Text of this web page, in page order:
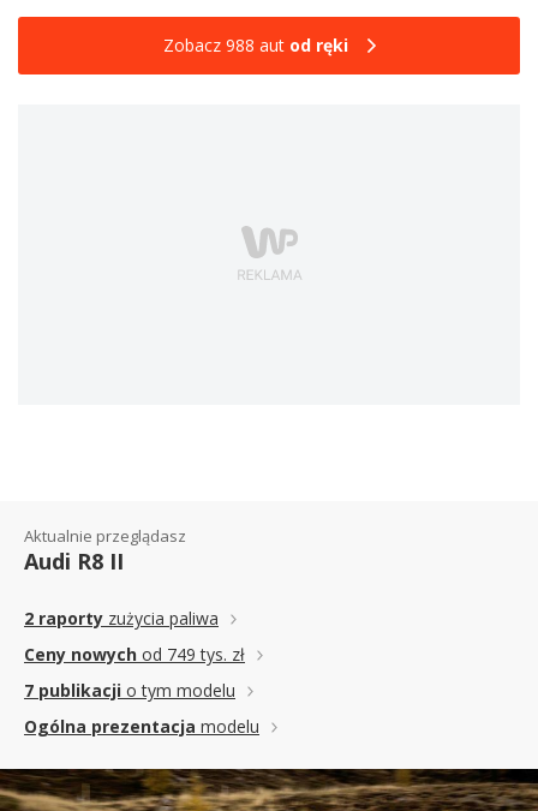
Zobacz 988 aut od ręki
Aktualnie przeglądasz
Audi R8 II
2 raporty zużycia paliwa
Ceny nowych od 749 tys. zł
7 publikacji o tym modelu
Ogólna prezentacja modelu